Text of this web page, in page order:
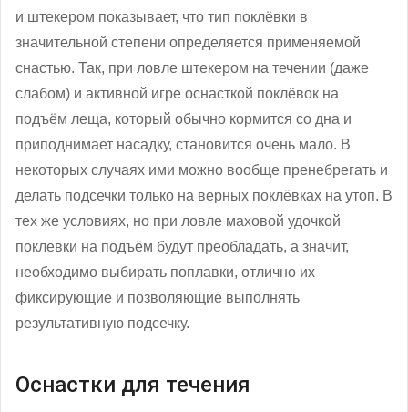
и штекером показывает, что тип поклёвки в
значительной степени определяется применяемой
снастью. Так, при ловле штекером на течении (даже
слабом) и активной игре оснасткой поклёвок на
подъём леща, который обычно кормится со дна и
приподнимает насадку, становится очень мало. В
некоторых случаях ими можно вообще пренебрегать и
делать подсечки только на верных поклёвках на утоп. В
тех же условиях, но при ловле маховой удочкой
поклевки на подъём будут преобладать, а значит,
необходимо выбирать поплавки, отлично их
фиксирующие и позволяющие выполнять
результативную подсечку.
Оснастки для течения